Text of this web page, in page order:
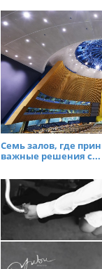
Семь залов, где
важные решения с...